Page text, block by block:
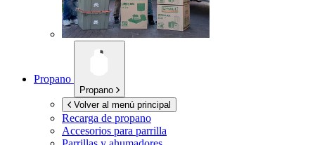
Propano
Propano
Volver al menú principal
Recarga de propano
Accesorios para parrilla